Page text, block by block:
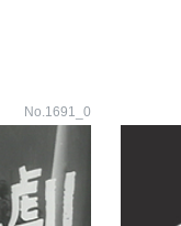
No.1691_0